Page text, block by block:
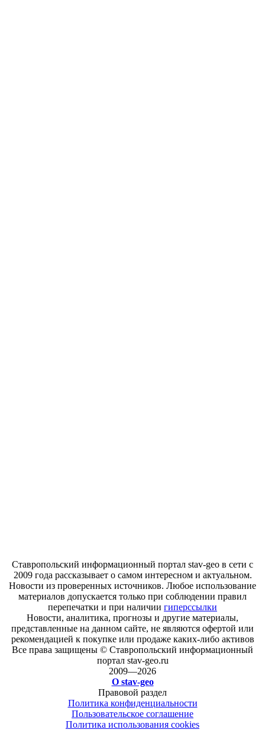
Ставропольский информационный портал stav-geo в сети с
2009 года рассказывает о самом интересном и актуальном.
Новости из проверенных источников. Любое использование
материалов допускается только при соблюдении правил
перепечатки и при наличии гиперссылки
Новости, аналитика, прогнозы и другие материалы,
представленные на данном сайте, не являются офертой или
рекомендацией к покупке или продаже каких-либо активов
Все права защищены © Ставропольский информационный
портал stav-geo.ru
2009—2026
О stav-geo
Правовой раздел
Политика конфиденциальности
Пользовательское соглашение
Политика использования cookies